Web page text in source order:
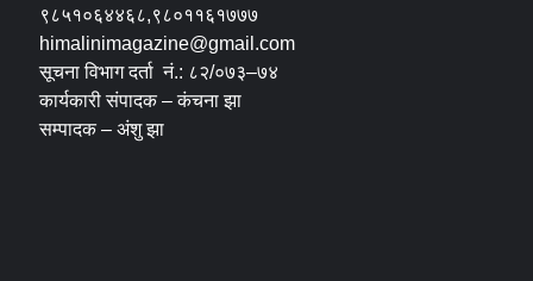
९८५१०६४४६८,९८०११६१७७७
himalinimagazine@gmail.com
सूचना विभाग दर्ता नं.: ८२/०७३–७४
कार्यकारी संपादक – कंचना झा
सम्पादक – अंशु झा